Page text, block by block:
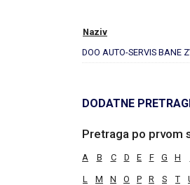
Naziv
DOO AUTO-SERVIS BANE
DODATNE
Pretraga po prvom
A B C D E F G H
L M N O P R S T